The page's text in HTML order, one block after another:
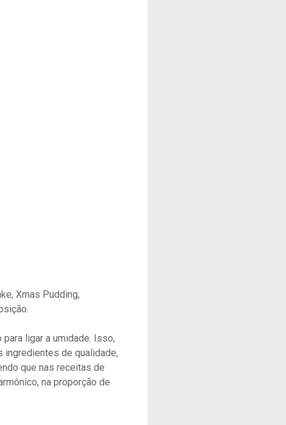
Xmas Pudding,
ligar a umidade. Isso,
ingredientes de qualidade,
que nas receitas de
na proporção de